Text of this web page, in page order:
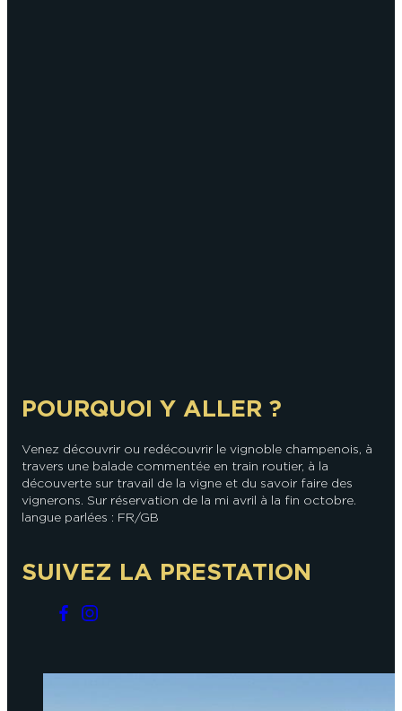
POURQUOI Y ALLER ?
Venez découvrir ou redécouvrir le vignoble champenois, à
travers une balade commentée en train routier, à la
découverte sur travail de la vigne et du savoir faire des
vignerons. Sur réservation de la mi avril à la fin octobre.
langue parlées : FR/GB
SUIVEZ LA PRESTATION